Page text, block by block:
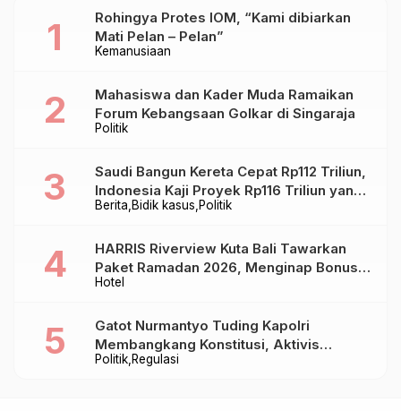
Kemanusiaan
Rohingya Protes IOM, “Kami dibiarkan
Mati Pelan – Pelan”
Politik
Mahasiswa dan Kader Muda Ramaikan
Forum Kebangsaan Golkar di Singaraja
Berita Bidik kasus Politik
Saudi Bangun Kereta Cepat Rp112 Triliun,
Indonesia Kaji Proyek Rp116 Triliun yang
Baru Sampai Bandung
Hotel
HARRIS Riverview Kuta Bali Tawarkan
Paket Ramadan 2026, Menginap Bonus
Takjil hingga Bukber Mulai Rp88.888
Politik Regulasi
Gatot Nurmantyo Tuding Kapolri
Membangkang Konstitusi, Aktivis
Tegaskan Polri Tak Punya Sejarah